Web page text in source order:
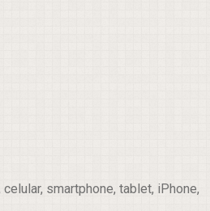
smartphone, tablet, iPhone,